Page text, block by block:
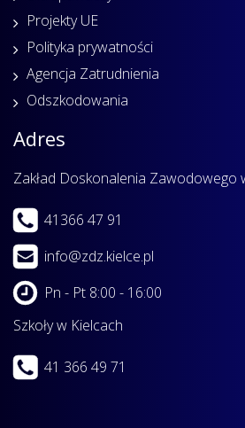
Projekty UE
Polityka prywatności
Agencja Zatrudnienia
Odszkodowania
Adres
Zakład Doskonalenia Zawodowego
41366 47 91
info@zdz.kielce.pl
Pn - Pt 8:00 - 16:00
Szkoły w Kielcach
41 366 49 71